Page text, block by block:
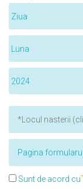
Sunt de acord cu